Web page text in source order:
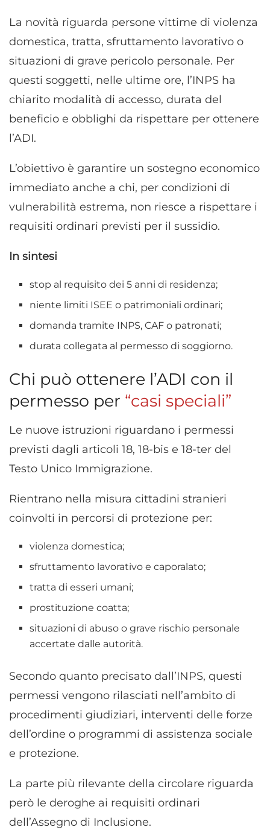
La novità riguarda persone vittime di violenza
domestica, tratta, sfruttamento lavorativo o
situazioni di grave pericolo personale. Per
questi soggetti, nelle ultime ore, l’INPS ha
chiarito modalità di accesso, durata del
beneficio e obblighi da rispettare per ottenere
l’ADI.
L’obiettivo è garantire un sostegno economico
immediato anche a chi, per condizioni di
vulnerabilità estrema, non riesce a rispettare i
requisiti ordinari previsti per il sussidio.
In sintesi
stop al requisito dei 5 anni di residenza;
niente limiti ISEE o patrimoniali ordinari;
domanda tramite INPS, CAF o patronati;
durata collegata al permesso di soggiorno.
Chi può ottenere l’ADI con il
permesso per “casi speciali”
Le nuove istruzioni riguardano i permessi
previsti dagli articoli 18, 18-bis e 18-ter del
Testo Unico Immigrazione.
Rientrano nella misura cittadini stranieri
coinvolti in percorsi di protezione per:
violenza domestica;
sfruttamento lavorativo e caporalato;
tratta di esseri umani;
prostituzione coatta;
situazioni di abuso o grave rischio personale
accertate dalle autorità.
Secondo quanto precisato dall’INPS, questi
permessi vengono rilasciati nell’ambito di
procedimenti giudiziari, interventi delle forze
dell’ordine o programmi di assistenza sociale
e protezione.
La parte più rilevante della circolare riguarda
però le deroghe ai requisiti ordinari
dell’Assegno di Inclusione.